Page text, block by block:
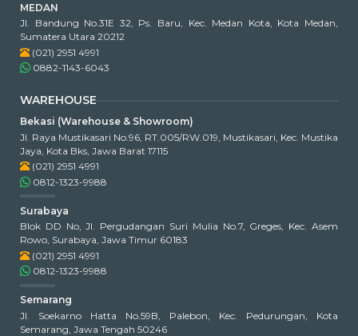
MEDAN
Jl. Bandung No.31E 32, Ps. Baru, Kec. Medan Kota, Kota Medan,
Sumatera Utara 20212
(021) 2951 4991
0882-1143-6043
WAREHOUSE
Bekasi (Warehouse & Showroom)
Jl. Raya Mustikasari No.96, RT.005/RW.019, Mustikasari, Kec. Mustika
Jaya, Kota Bks, Jawa Barat 17115
(021) 2951 4991
0812-1323-9988
Surabaya
Blok DD No, Jl. Pergudangan Suri Mulia No.7, Greges, Kec. Asem
Rowo, Surabaya, Jawa Timur 60183
(021) 2951 4991
0812-1323-9988
Semarang
Jl. Soekarno Hatta No.59B, Palebon, Kec. Pedurungan, Kota
Semarang, Jawa Tengah 50246